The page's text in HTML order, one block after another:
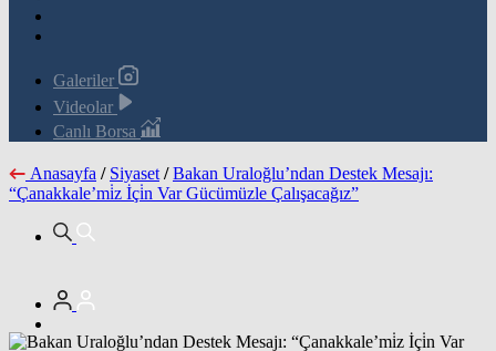
Galeriler
Videolar
Canlı Borsa
Anasayfa / Siyaset / Bakan Uraloğlu’ndan Destek Mesajı:
“Çanakkale’mi̇z İçi̇n Var Gücümüzle Çalışacağız”